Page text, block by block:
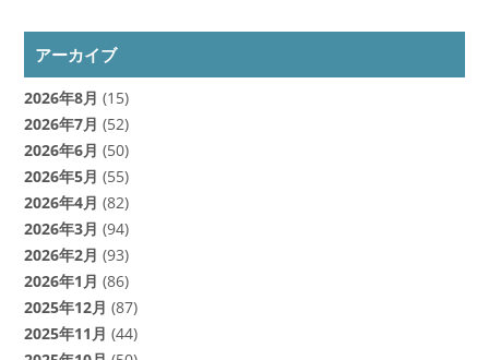
アーカイブ
2026年8月 (15)
2026年7月 (52)
2026年6月 (50)
2026年5月 (55)
2026年4月 (82)
2026年3月 (94)
2026年2月 (93)
2026年1月 (86)
2025年12月 (87)
2025年11月 (44)